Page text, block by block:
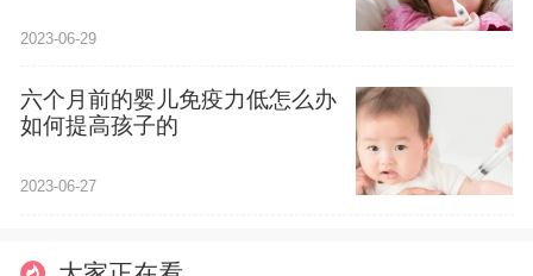
2023-06-29
六个月前的婴儿免疫力低怎么办
如何提高孩子的
2023-06-27